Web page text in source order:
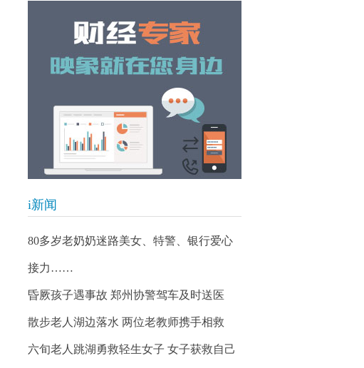
i新闻
80多岁老奶奶迷路美女、特警、银行爱心
接力……
昏厥孩子遇事故 郑州协警驾车及时送医
散步老人湖边落水 两位老教师携手相救
六旬老人跳湖勇救轻生女子 女子获救自己